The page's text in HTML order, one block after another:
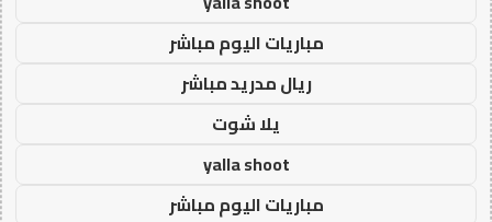
مباريات اليوم مباشر
ريال مدريد مباشر
يلا شوت
yalla shoot
مباريات اليوم مباشر